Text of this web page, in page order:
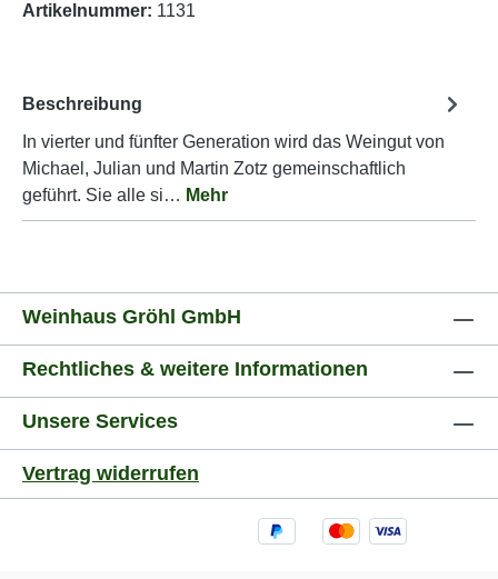
Artikelnummer: 1131
Beschreibung
In vierter und fünfter Generation wird das Weingut von
Michael, Julian und Martin Zotz gemeinschaftlich
geführt. Sie alle si… Mehr
Weinhaus Gröhl GmbH
Rechtliches & weitere Informationen
Unsere Services
Vertrag widerrufen